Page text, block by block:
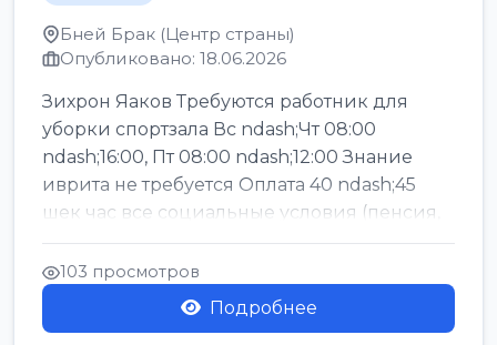
Бней Брак (Центр страны)
Опубликовано: 18.06.2026
Зихрон Яаков Требуются работник для
уборки спортзала Вс ndash;Чт 08:00
ndash;16:00, Пт 08:00 ndash;12:00 Знание
иврита не требуется Оплата 40 ndash;45
шек час все социальные условия (пенсия,
керен ишт...
103 просмотров
Подробнее